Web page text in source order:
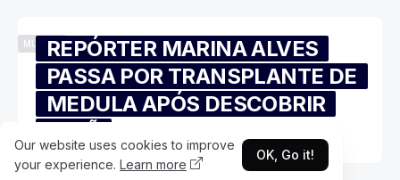
MÚSICAREPÓRTER MARINA ALVES
PASSA POR TRANSPLANTE DE
MEDULA APÓS DESCOBRIR
Our website uses cookies to improve
your experience. Learn more
OK, Go it!